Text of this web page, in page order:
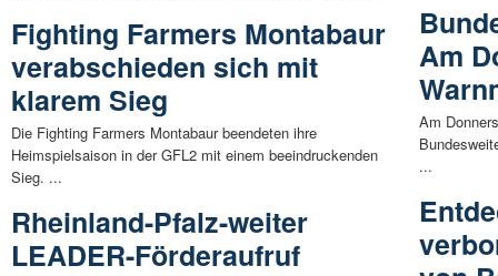
Fighting Farmers Montabaur
verabschieden sich mit
klarem Sieg
Die Fighting Farmers Montabaur beendeten ihre
Heimspielsaison in der GFL2 mit einem beeindruckenden
Sieg. ...
Rheinland-Pfalz-weiter
LEADER-Förderaufruf
Am
Am
...